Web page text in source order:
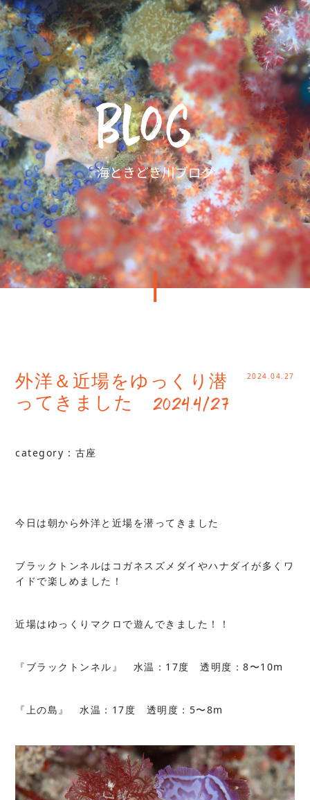
外洋＆近場をゆっくり潜
ってきました 2024.4/27
2024.04.27
category : 古座
今日は朝から外洋と近場を潜ってきました
ブラックトンネルはコガネスズメダイやハナダイが多くワ
イドで楽しめました！
近場はゆっくりマクロで遊んできました！！
『ブラックトンネル』 水温：17度 透明度：8〜10m
『上の島』 水温：17度 透明度：5〜8m